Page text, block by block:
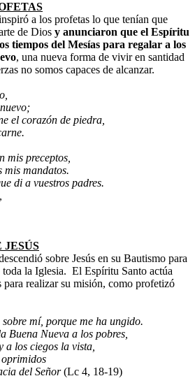
a los profetas lo que tenían que
de Dios y anunciaron que el Espíritu
tiempos del Mesías para regalar a los
, una nueva forma de vivir en santidad
no somos capaces de alcanzar.
el corazón de piedra,
mis preceptos,
mis mandatos.
di a vuestros padres.
JESÚS
sobre Jesús en su Bautismo para
toda la Iglesia. El Espíritu Santo actúa
para realizar su misión, como profetizó
mí, porque me ha ungido.
Buena Nueva a los pobres,
a los ciegos la vista,
del Señor(Lc 4, 18-19)